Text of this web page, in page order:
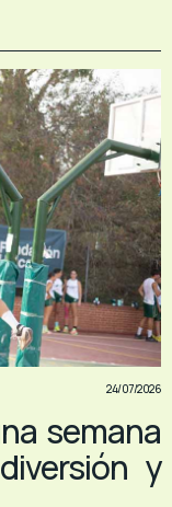
24/07/2026
semana
y